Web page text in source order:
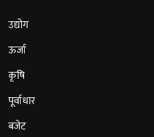
उद्योग
ऊर्जा
कृषि
पूर्वाधार
बजेट